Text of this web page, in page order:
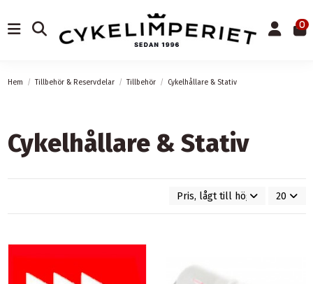
0
Hem Tillbehör & Reservdelar Tillbehör Cykelhållare & Stativ
Cykelhållare & Stativ
Pris, lågt till högt 20